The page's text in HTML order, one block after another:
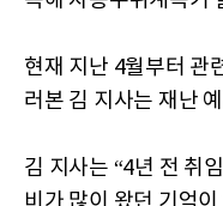
현재 지난 4월부터 관
러본 김 지사는 재난
김 지사는 “4년 전 취